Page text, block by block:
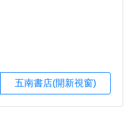
五南書店(開新視窗)